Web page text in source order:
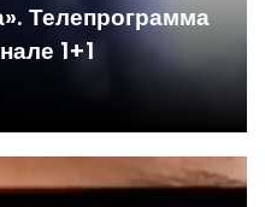
Телепрограмма
1+1